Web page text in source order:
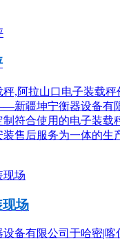
秤,阿拉山口电子装载
新疆坤宁衡器设备有
制符合使用的电子装载
售后服务为一体的生
场
设备有限公司于哈密|喀